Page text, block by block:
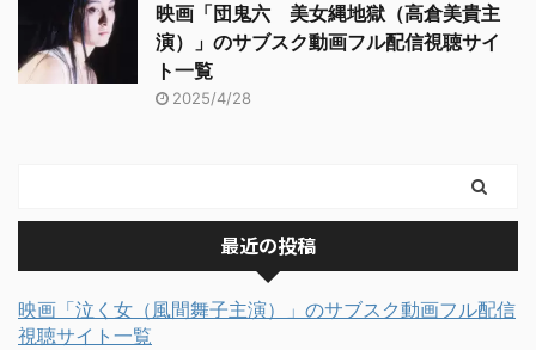
映画「団鬼六 美女縄地獄（高倉美貴主
演）」のサブスク動画フル配信視聴サイ
ト一覧
2025/4/28
最近の投稿
映画「泣く女（風間舞子主演）」のサブスク動画フル配信
視聴サイト一覧